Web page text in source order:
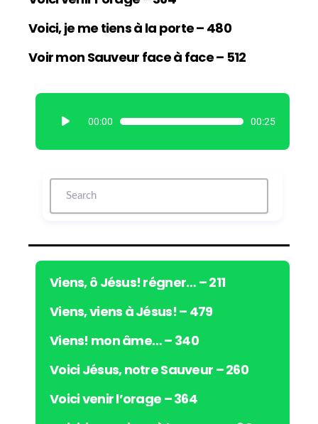
Voici, je me tiens à la porte – 480
Voir mon Sauveur face à face – 512
c
e
r
u
d
i
00:00 00:25
Viens, ô Jésus! régner… – 211
Viens, viens à Jésus! – 479
Viens! mon âme… – 340
Voici Jésus, notre Sauveur – 260
Voici venir l’orage – 364